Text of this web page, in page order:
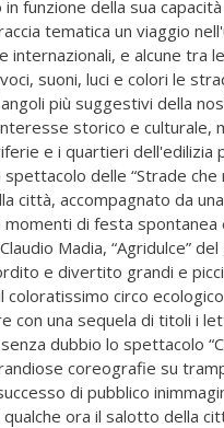
funzione della sua
tematica un viaggio
internazionali, e alcune tra
suoni, luci e colori le
più suggestivi della
storico e culturale,
e i quartieri dell'edilizia
delle “Strade che
città, accompagnato da
di festa spontanea
Madia, “Agridulce”
e divertito grandi e
circo
con una sequela di titoli i
dubbio lo spettacolo
coreografie su
di pubblico
ora il salotto della